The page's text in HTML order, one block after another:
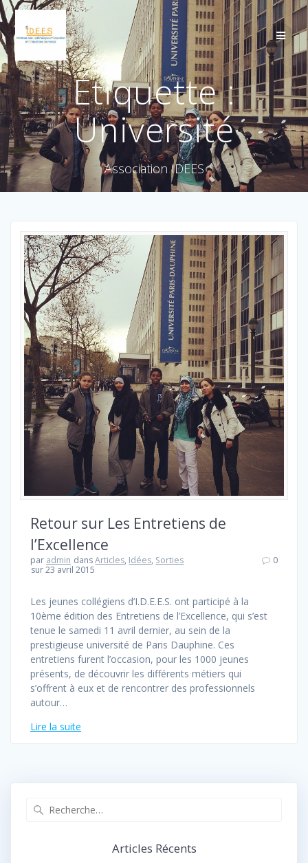
Étiquette :
Université
Association IDEES
Retour sur Les Entretiens de
l’Excellence
par admin dansArticles, Idées, Sorties
sur 23 avril 2015
0
Les jeunes collégiens d’I.D.E.E.S. ont participé à la
10ème édition des Entretiens de l’Excellence, qui s’est
tenue le samedi 11 avril dernier, au sein de la
prestigieuse université de Paris Dauphine. Ces
entretiens furent l’occasion, pour les 1000 jeunes
présents, de découvrir les différents métiers qui
s’offrent à eux et de rencontrer des professionnels
autour…
Lire la suite
Articles Récents